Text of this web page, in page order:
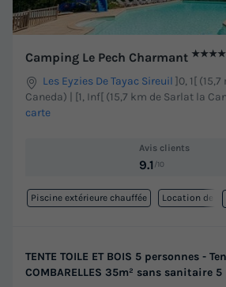
Camping Le Pech Charmant ★★★★
Les Eyzies De Tayac Sireuil ]0, 1[
Caneda) | [1, Inf[ (15,7 km de Sarlat la
carte
Avis clients
9.1 /10
Piscine extérieure chauffée Location de
TENTE TOILE ET BOIS 5 personnes -
COMBARELLES 35m² sans sanitaire 5